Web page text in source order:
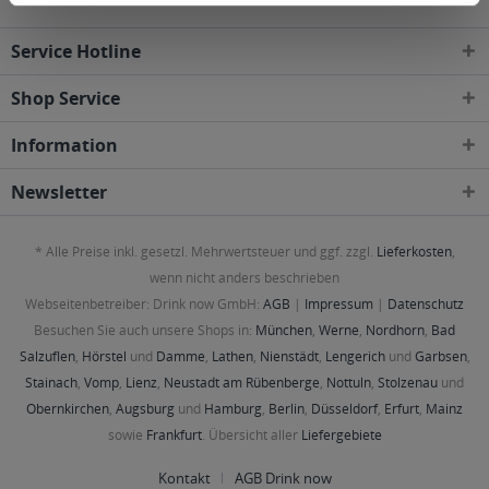
Service Hotline
Shop Service
Information
Newsletter
* Alle Preise inkl. gesetzl. Mehrwertsteuer und ggf. zzgl. Lieferkosten,
wenn nicht anders beschrieben
Webseitenbetreiber: Drink now GmbH: AGB | Impressum | Datenschutz
Besuchen Sie auch unsere Shops in: München, Werne, Nordhorn, Bad
Salzuflen, Hörstel und Damme, Lathen, Nienstädt, Lengerichund Garbsen,
Stainach, Vomp, Lienz, Neustadt am Rübenberge, Nottuln, Stolzenau und
Obernkirchen, Augsburg und Hamburg, Berlin, Düsseldorf, Erfurt, Mainz
sowie Frankfurt. Übersicht aller Liefergebiete
Kontakt AGB Drink now